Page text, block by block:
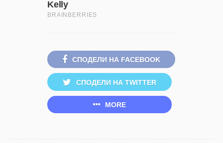
СПОДЕЛИ НА FACEBOOK
СПОДЕЛИ НА TWITTER
MORE